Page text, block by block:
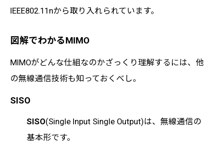
IEEE802.11nから取り入れられています。
図解でわかるMIMO
MIMOがどんな仕組なのかざっくり理解するには、他
の無線通信技術も知っておくべし。
SISO
SISO(Single Input Single Output)は、無線通信の
基本形です。